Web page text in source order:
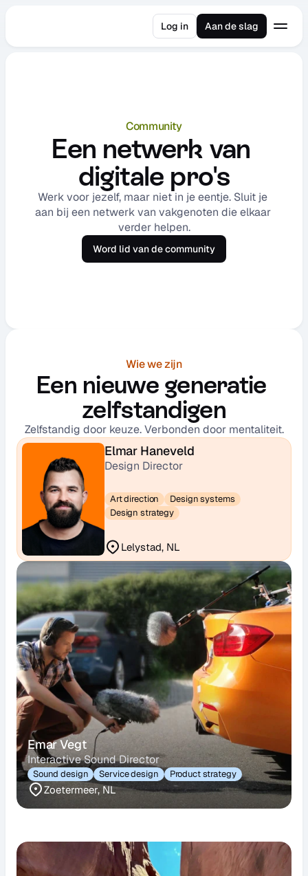
Log in Aan de slag
Community
Een netwerk van
digitale pro's
Werk voor jezelf, maar niet in je eentje. Sluit je
aan bij een netwerk van vakgenoten die elkaar
verder helpen.
Word lid van de community
Wie we zijn
Een nieuwe generatie
zelfstandigen
Zelfstandig door keuze. Verbonden door mentaliteit.
Elmar Haneveld
Design Director
Art direction
Design systems
Design strategy
Lelystad, NL
Emar Vegt
Interactive Sound Director
Sound design Service design Product strategy
Zoetermeer, NL